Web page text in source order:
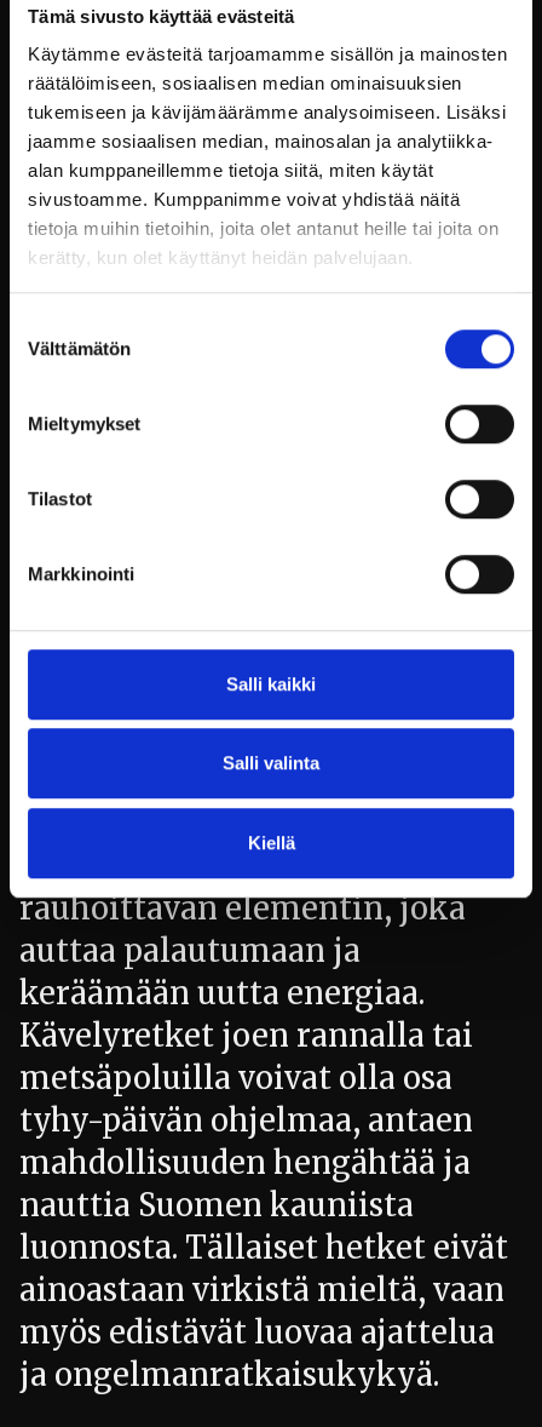
Tämä sivusto käyttää evästeitä
Käytämme evästeitä tarjoamamme sisällön ja mainosten
räätälöimiseen, sosiaalisen median ominaisuuksien
tukemiseen ja kävijämäärämme analysoimiseen. Lisäksi
jaamme sosiaalisen median, mainosalan ja analytiikka-
alan kumppaneillemme tietoja siitä, miten käytät
sivustoamme. Kumppanimme voivat yhdistää näitä
tietoja muihin tietoihin, joita olet antanut heille tai joita on
kerätty, kun olet käyttänyt heidän palvelujaan.
valinta
Välttämätön
Mieltymykset
Tilastot
Markkinointi
Salli kaikki
Salli valinta
Kiellä
hetki meillä on suunniteltu
edistämään juuri teidän
työyhteisönne hyvinvointia.
Inspiroidu historiasta ja
luonnosta
Billnäsin ruukin historiallinen
ympäristö tarjoaa ainutlaatuisen
taustan työhyvinvointipäiville.
Ruukin alueella voi aistia
joka herättää ajatuksia ja
inspiroi uudenlaiseen ajatteluun.
Tyhy-päivän aikana voi tutustua
ruukin historiaan ja sen
tarjoamiin tarinoihin, jotka
rikastuttavat kokemusta ja
antavat perspektiiviä
nykypäivän työelämään.
Luonto puolestaan tarjoaa
rauhoittavan elementin, joka
auttaa palautumaan ja
keräämään uutta energiaa.
Kävelyretket joen rannalla tai
metsäpoluilla voivat olla osa
tyhy-päivän ohjelmaa, antaen
mahdollisuuden hengähtää ja
nauttia Suomen kauniista
luonnosta. Tällaiset hetket eivät
ainoastaan virkistä mieltä, vaan
myös edistävät luovaa ajattelua
ja ongelmanratkaisukykyä.